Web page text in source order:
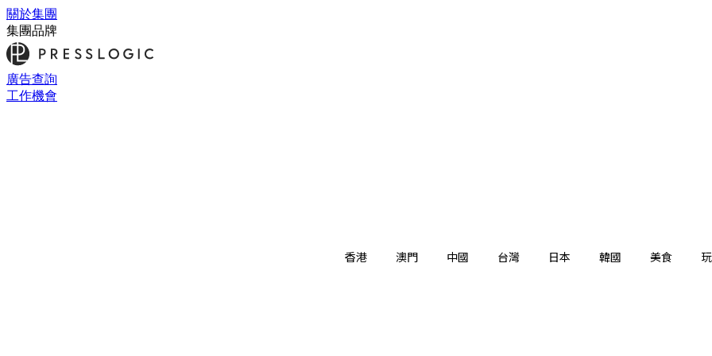
關於集團
集團品牌
廣告查詢
工作機會
香港 澳門 中國 台灣 日本 韓國 美食